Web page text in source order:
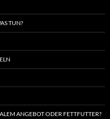
TUN?
ANGEBOT ODER FETTFUTTER?